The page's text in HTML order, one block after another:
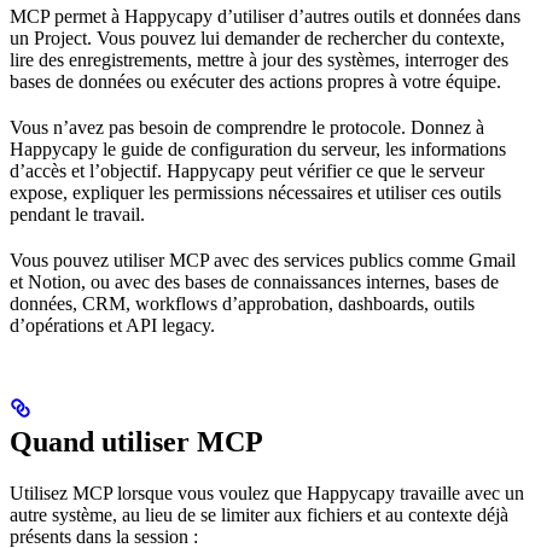
MCP permet à Happycapy d’utiliser d’autres outils et données dans
un Project. Vous pouvez lui demander de rechercher du contexte,
lire des enregistrements, mettre à jour des systèmes, interroger des
bases de données ou exécuter des actions propres à votre équipe.
Vous n’avez pas besoin de comprendre le protocole. Donnez à
Happycapy le guide de configuration du serveur, les informations
d’accès et l’objectif. Happycapy peut vérifier ce que le serveur
expose, expliquer les permissions nécessaires et utiliser ces outils
pendant le travail.
Vous pouvez utiliser MCP avec des services publics comme Gmail
et Notion, ou avec des bases de connaissances internes, bases de
données, CRM, workflows d’approbation, dashboards, outils
d’opérations et API legacy.
Quand utiliser MCP
Utilisez MCP lorsque vous voulez que Happycapy travaille avec un
autre système, au lieu de se limiter aux fichiers et au contexte déjà
présents dans la session :